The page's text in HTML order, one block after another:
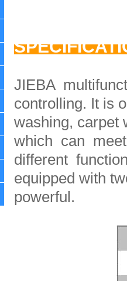
JIEBA
controlling. It is
washing, carpet
which can
different
equipped with
powerful.